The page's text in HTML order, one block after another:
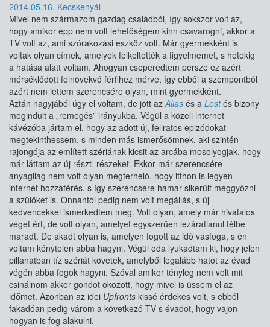
2014.05.16. Kecskenyál
Mivel nem származom gazdag családból, így sokszor volt az,
hogy amikor épp nem volt lehetőségem kinn csavarogni, akkor a
TV volt az, ami szórakozási eszköz volt. Már gyermekként is
voltak olyan címek, amelyek felkeltették a figyelmemet, s hetekig
a hatása alatt voltam. Ahogyan cseperedtem persze ez azért
mérséklődött felnövekvő férfihez mérve, így ebből a szempontból
azért nem lettem szerencsére olyan, mint gyermekként.
Aztán nagyjából úgy el voltam, de jött azAlias és a Lost és bizony
megindult a „remegés” irányukba. Végül a közeli internet
kávézóba jártam el, hogy az adott új, feliratos epizódokat
megtekinthessem, s minden más ismerősömnek, aki szintén
rajongója az említett szériának kicsit az arcába mosolyogjak, hogy
már láttam az új részt, részeket. Ekkor már szerencsére
anyagilag nem volt olyan megterhelő, hogy itthon is legyen
internet hozzáférés, s így szerencsére hamar sikerült meggyőzni
a szülőket is. Onnantól pedig nem volt megállás, s új
kedvencekkel ismerkedtem meg. Volt olyan, amely már hivatalos
véget ért, de volt olyan, amelyet egyszerűen lezáratlanul félbe
maradt. De akadt olyan is, amelyen fogott az idő vasfoga, s én
voltam kénytelen abba hagyni. Végül oda lyukadtam ki, hogy jelen
pillanatban tíz szériát követek, amelyből legalább hatot az évad
végén abba fogok hagyni. Szóval amikor tényleg nem volt mit
csinálnom akkor gondot okozott, hogy mivel is üssem el az
időmet. Azonban az idei Upfronts kissé érdekes volt, s ebből
fakadóan pedig várom a következő TV-s évadot, hogy vajon
hogyan is fog alakulni.